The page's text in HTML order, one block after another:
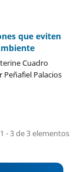
que eviten
Cuadro
Peñafiel Palacios
1 - 3 de 3 elementos